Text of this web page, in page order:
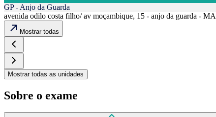
GP - Anjo da Guarda
avenida odilo costa filho/ av moçambique, 15 - anjo da guarda - MA
Mostrar todas
Mostrar todas as unidades
Sobre o exame